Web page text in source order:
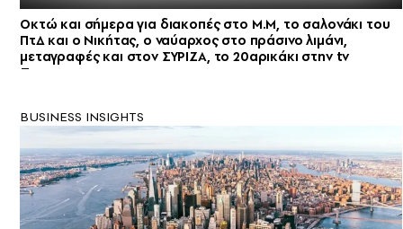
Οκτώ και σήμερα για διακοπές στο Μ.Μ, το σαλονάκι του
ΠτΔ και ο Νικήτας, ο ναύαρχος στο πράσινο λιμάνι,
μεταγραφές και στον ΣΥΡΙΖΑ, το 20αρικάκι στην tv
BUSINESS INSIGHTS